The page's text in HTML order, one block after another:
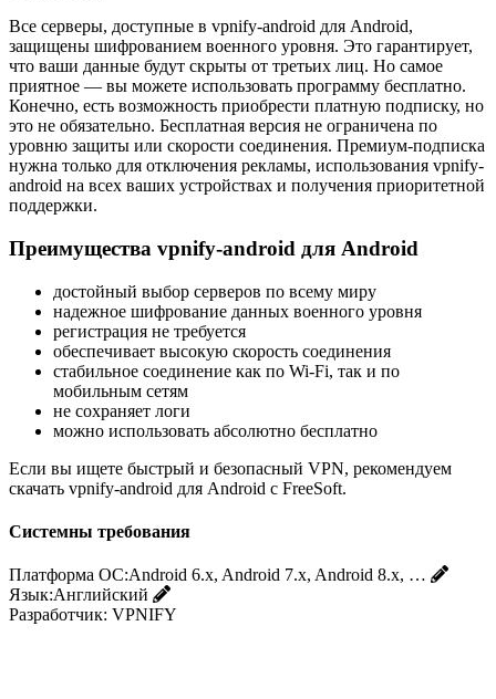
Все серверы, доступные в vpnify-android для Android,
защищены шифрованием военного уровня. Это гарантирует,
что ваши данные будут скрыты от третьих лиц. Но самое
приятное — вы можете использовать программу бесплатно.
Конечно, есть возможность приобрести платную подписку, но
это не обязательно. Бесплатная версия не ограничена по
уровню защиты или скорости соединения. Премиум-подписка
нужна только для отключения рекламы, использования vpnify-
android на всех ваших устройствах и получения приоритетной
поддержки.
Преимущества vpnify-android для Android
достойный выбор серверов по всему миру
надежное шифрование данных военного уровня
регистрация не требуется
обеспечивает высокую скорость соединения
стабильное соединение как по Wi-Fi, так и по
мобильным сетям
не сохраняет логи
можно использовать абсолютно бесплатно
Если вы ищете быстрый и безопасный VPN, рекомендуем
скачать vpnify-android для Android с FreeSoft.
Системны требования
Платформа ОС:Android 6.x, Android 7.x, Android 8.x, …
Язык:Английский
Разработчик: VPNIFY